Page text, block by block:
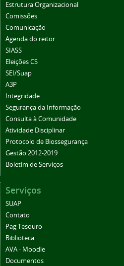
Estrutura Organizacional
Comissões
Comunicação
Agenda do reitor
SIASS
Eleições CS
SEI/Suap
A3P
Integridade
Segurança da Informação
Consulta à Comunidade
Atividade Disciplinar
Protocolo de Biossegurança
Gestão 2012-2019
Boletim de Serviços
Serviços
SUAP
Contato
Pag Tesouro
Biblioteca
AVA - Moodle
Documentos